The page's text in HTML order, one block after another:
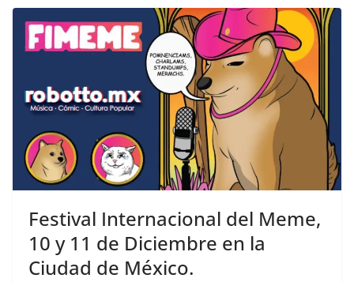
Festival Internacional del Meme,
10 y 11 de Diciembre en la
Ciudad de México.